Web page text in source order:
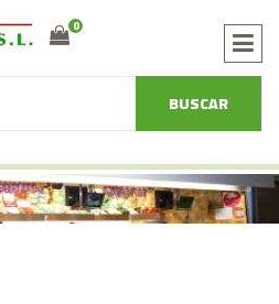
0
BUSCAR